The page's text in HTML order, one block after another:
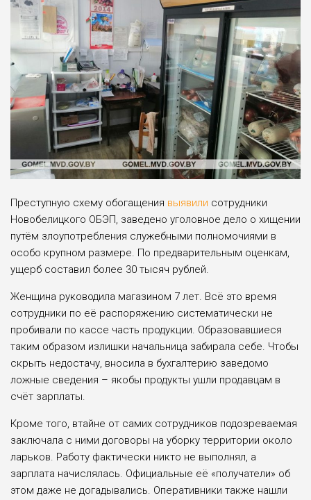
Преступную схему обогащения выявили сотрудники
Новобелицкого ОБЭП, заведено уголовное дело о хищении
путём злоупотребления служебными полномочиями в
особо крупном размере. По предварительным оценкам,
ущерб составил более 30 тысяч рублей.
Женщина руководила магазином 7 лет. Всё это время
сотрудники по её распоряжению систематически не
пробивали по кассе часть продукции. Образовавшиеся
таким образом излишки начальница забирала себе. Чтобы
скрыть недостачу, вносила в бухгалтерию заведомо
ложные сведения – якобы продукты ушли продавцам в
счёт зарплаты.
Кроме того, втайне от самих сотрудников подозреваемая
заключала с ними договоры на уборку территории около
ларьков. Работу фактически никто не выполнял, а
зарплата начислялась. Официальные её «получатели» об
этом даже не догадывались. Оперативники также нашли